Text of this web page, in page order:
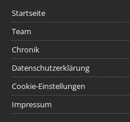
Startseite
Team
Chronik
Datenschutzerklärung
Cookie-Einstellungen
Impressum